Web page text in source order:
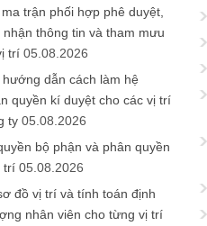
trận phối hợp phê duyệt,
thông tin và tham mưu
trí 05.08.2026
dẫn cách làm hệ
quyền kí duyệt cho các vị trí
ty 05.08.2026
bộ phận và phân quyền
trí 05.08.2026
đồ vị trí và tính toán định
nhân viên cho từng vị trí